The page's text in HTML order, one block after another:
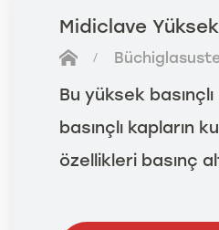
Midiclave
Bu yüksek
basınçlı kapların
özellikleri basınç